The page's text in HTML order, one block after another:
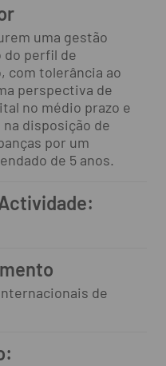
uma gestão
do perfil de
com tolerância ao
perspectiva de
no médio prazo e
disposição de
por um
de 5 anos.
de